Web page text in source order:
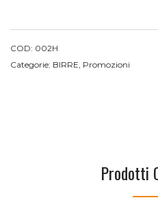
COD: 002H
Categorie: BIRRE Promozioni
Prodotti